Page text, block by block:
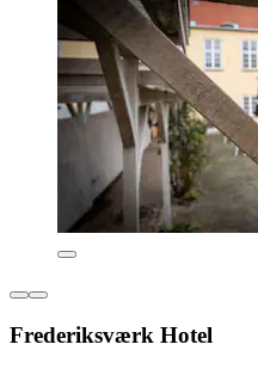
Frederiksværk Hotel